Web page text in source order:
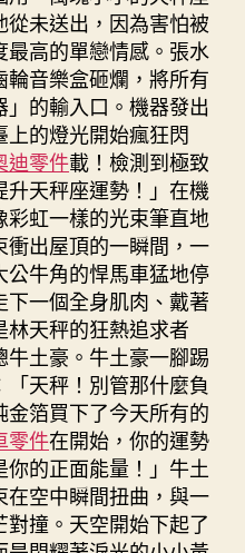
未送出，因為害怕被
高的單戀情感。張水
音樂盒砸爛，將所有
的輸入口。機器發出
的燈光開始瘋狂閃
迪零件載！檢測到極致
天秤座運勢！」在機
虹一樣的光束筆直地
出屋頂的一瞬間，一
牛角的悍馬車猛地停
一個全身肌肉、戴著
天秤的狂熱追求者
牛土豪。牛土豪一腳踢
天秤！別管那什麼負
箔買下了今天所有的
零件在開始，你的運勢
的正面能量！」牛土
空中瞬間扭曲，與一
撞。天空開始下起了